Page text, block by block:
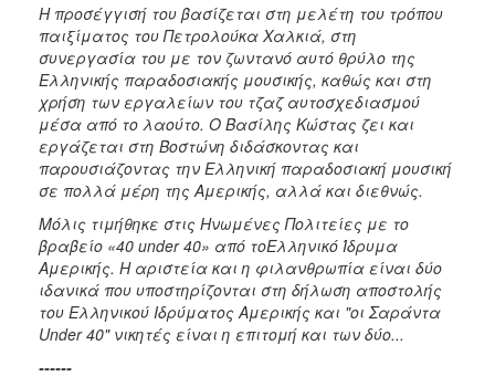
Η προσέγγισή του βασίζεται στη μελέτη του τρόπου
παιξίματος του Πετρολούκα Χαλκιά, στη
συνεργασία του με τον ζωντανό αυτό θρύλο της
Ελληνικής παραδοσιακής μουσικής, καθώς και στη
χρήση των εργαλείων του τζαζ αυτοσχεδιασμού
μέσα από το λαούτο. Ο Βασίλης Κώστας ζει και
εργάζεται στη Βοστώνη διδάσκοντας και
παρουσιάζοντας την Ελληνική παραδοσιακή μουσική
σε πολλά μέρη της Αμερικής, αλλά και διεθνώς.
Μόλις τιμήθηκε στις Ηνωμένες Πολιτείες με το
βραβείο «40 under40» από τοΕλληνικό Ίδρυμα
Αμερικής. Η αριστεία και η φιλανθρωπία είναι δύο
ιδανικά που υποστηρίζονται στη δήλωση αποστολής
του Ελληνικού Ιδρύματος Αμερικής και "οι Σαράντα
Under40" νικητές είναι η επιτομή και των δύο...
------